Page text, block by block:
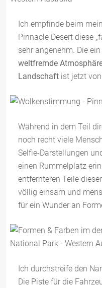
Ich empfinde beim
Pinnacle Desert diese
sehr angenehm. Die
weltfremde
Landschaft ist jetzt von
Während in dem Teil
noch recht viele
Selfie-Darstellungen
einen Rummelplatz
entfernteren Teile dieser
völlig einsam und
für ein Wunder an
Ich durchstreife den
Die Piste für die